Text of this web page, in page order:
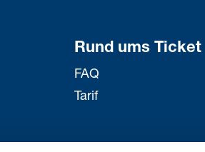
Rund ums Ticket
FAQ
Tarif